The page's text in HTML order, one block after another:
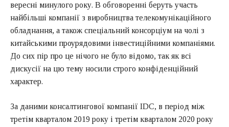
вересні минулого року. В обговоренні беруть участь
найбільші компанії з виробництва телекомунікаційного
обладнання, а також спеціальний консорціум на чолі з
китайськими проурядовими інвестиційними компаніями.
До сих пір про це нічого не було відомо, так як всі
дискусії на цю тему носили строго конфіденційний
характер.
За даними консалтингової компанії IDC, в період між
третім кварталом 2019 року і третім кварталом 2020 року